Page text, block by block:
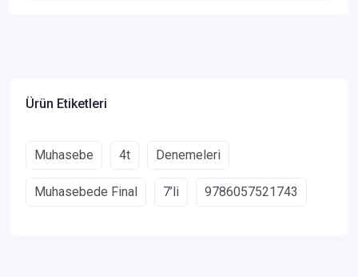
Ürün Etiketleri
Muhasebe 4t Denemeleri
Muhasebede Final 7’li 9786057521743